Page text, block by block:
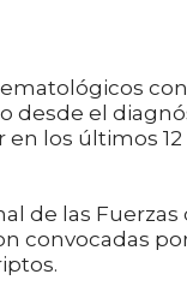
con
desde el
los últimos
de las Fuerzas
convocadas